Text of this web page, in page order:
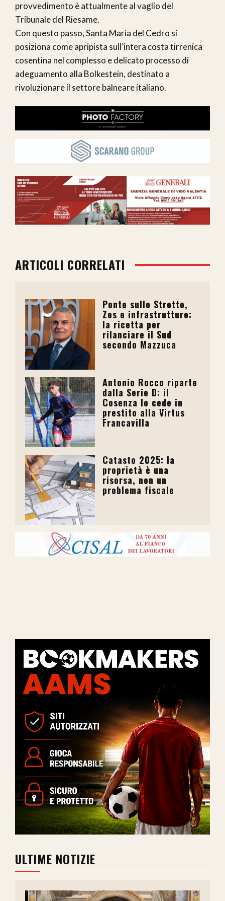
provvedimento è attualmente al vaglio del
Tribunale del Riesame.
Con questo passo, Santa Maria del Cedro si
posiziona come apripista sull’intera costa tirrenica
cosentina nel complesso e delicato processo di
adeguamento alla Bolkestein, destinato a
rivoluzionare il settore balneare italiano.
ARTICOLI CORRELATI
Ponte sullo Stretto,
Zes e infrastrutture:
la ricetta per
rilanciare il Sud
secondo Mazzuca
Antonio Rocco riparte
dalla Serie D: il
Cosenza lo cede in
prestito alla Virtus
Francavilla
Catasto 2025: la
proprietà è una
risorsa, non un
problema fiscale
ULTIME NOTIZIE